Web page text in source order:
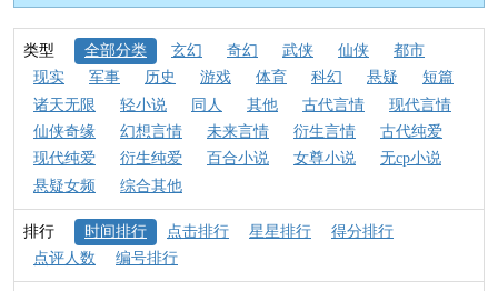
类型 全部分类 玄幻 奇幻 武侠 仙侠
都市
现实
军事 历史 游戏 体育 科幻 悬疑
短篇
诸天无限
轻小说 同人 其他 古代言情
现代言情
仙侠奇缘
幻想言情 未来言情 衍生言情
古代纯爱
现代纯爱
衍生纯爱 百合小说 女尊小说
无cp小说
悬疑女频
综合其他
排行 时间排行 点击排行 星星排行
得分排行
点评人数
编号排行